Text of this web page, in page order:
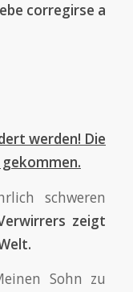
corregirse a
werden! Die
schweren
zeigt
Sohn zu